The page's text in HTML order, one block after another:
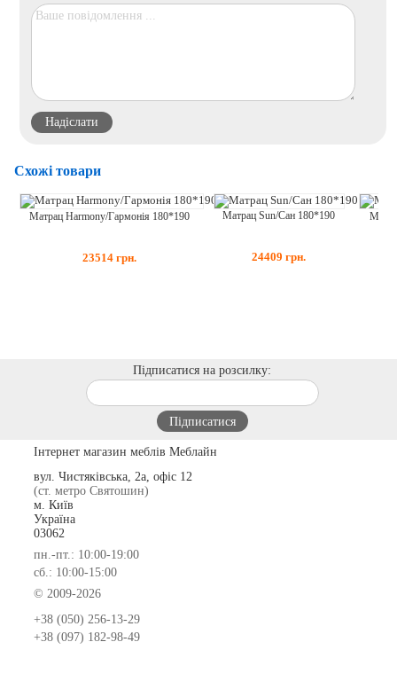
Схожі товари
Матрац Harmony/Гармонія 180*190
23514 грн.
Матрац Sun/Сан 180*190
24409 грн.
Підписатися на розсилку:
Інтернет магазин меблів Меблайн
вул. Чистяківська, 2а, офіс 12
(ст. метро Святошин)
м. Київ
Україна
03062
пн.-пт.: 10:00-19:00
сб.: 10:00-15:00
© 2009-2026
+38 (050) 256-13-29
+38 (097) 182-98-49